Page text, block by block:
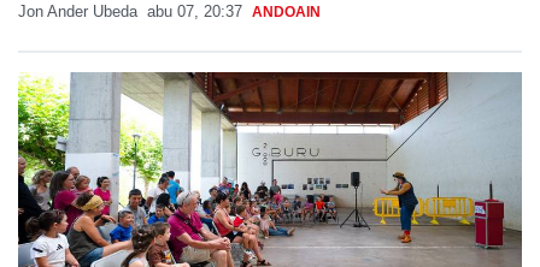
Jon Ander Ubeda abu 07, 20:37 ANDOAIN